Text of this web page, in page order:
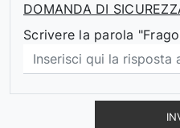
DOMANDA DI
Scrivere la parola